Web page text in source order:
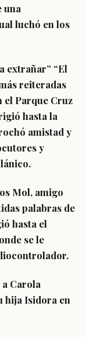
una
luchó en los
extrañar” “El
reiteradas
el Parque Cruz
hasta la
amistad y
y
Mol, amigo
palabras de
hasta el
se le
Carola
hija Isidora en